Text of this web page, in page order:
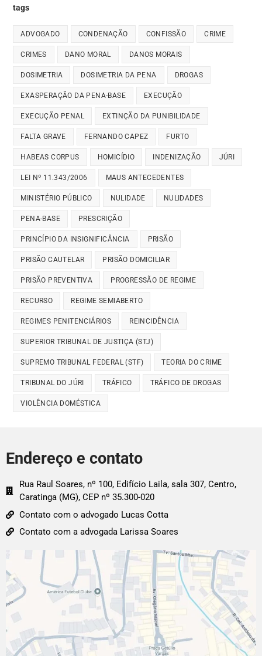
tags
ADVOGADO CONDENAÇÃO CONFISSÃO CRIME
CRIMES DANO MORAL DANOS MORAIS
DOSIMETRIA DOSIMETRIA DA PENA DROGAS
EXASPERAÇÃO DA PENA-BASE EXECUÇÃO
EXECUÇÃO PENAL EXTINÇÃO DA PUNIBILIDADE
FALTA GRAVE FERNANDO CAPEZ FURTO
HABEAS CORPUS HOMICÍDIO INDENIZAÇÃO JÚRI
LEI Nº 11.343/2006 MAUS ANTECEDENTES
MINISTÉRIO PÚBLICO NULIDADE NULIDADES
PENA-BASE PRESCRIÇÃO
PRINCÍPIO DA INSIGNIFICÂNCIA PRISÃO
PRISÃO CAUTELAR PRISÃO DOMICILIAR
PRISÃO PREVENTIVA PROGRESSÃO DE REGIME
RECURSO REGIME SEMIABERTO
REGIMES PENITENCIÁRIOS REINCIDÊNCIA
SUPERIOR TRIBUNAL DE JUSTIÇA (STJ)
SUPREMO TRIBUNAL FEDERAL (STF) TEORIA DO CRIME
TRIBUNAL DO JÚRI TRÁFICO TRÁFICO DE DROGAS
VIOLÊNCIA DOMÉSTICA
Endereço e contato
Rua Raul Soares, nº 100, Edifício Laila, sala 307, Centro,
Caratinga (MG), CEP nº 35.300-020
Contato com o advogado Lucas Cotta
Contato com a advogada Larissa Soares